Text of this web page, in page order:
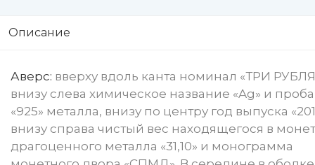
Описание
Аверс: вверху вдоль канта номинал «ТРИ
внизу слева химическое название «Ag» и проба
«925» металла, внизу по центру год выпуска
внизу справа чистый вес находящегося в
драгоценного металла «31,10» и монограмма